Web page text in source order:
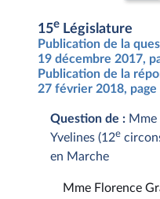
15e Législature
Publication de la
19 décembre 2017,
Publication de la
27 février 2018, page
Question de : Mme
Yvelines (12e
en Marche
Mme Florence